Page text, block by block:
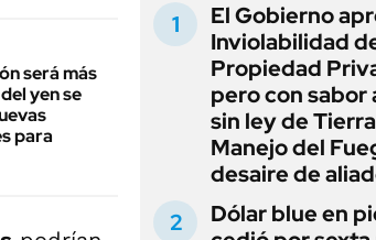
será más
yen se
para
El Gobierno
Inviolabilidad
Propiedad
pero con sabor
sin ley de
Manejo del
desaire de
Dólar blue en